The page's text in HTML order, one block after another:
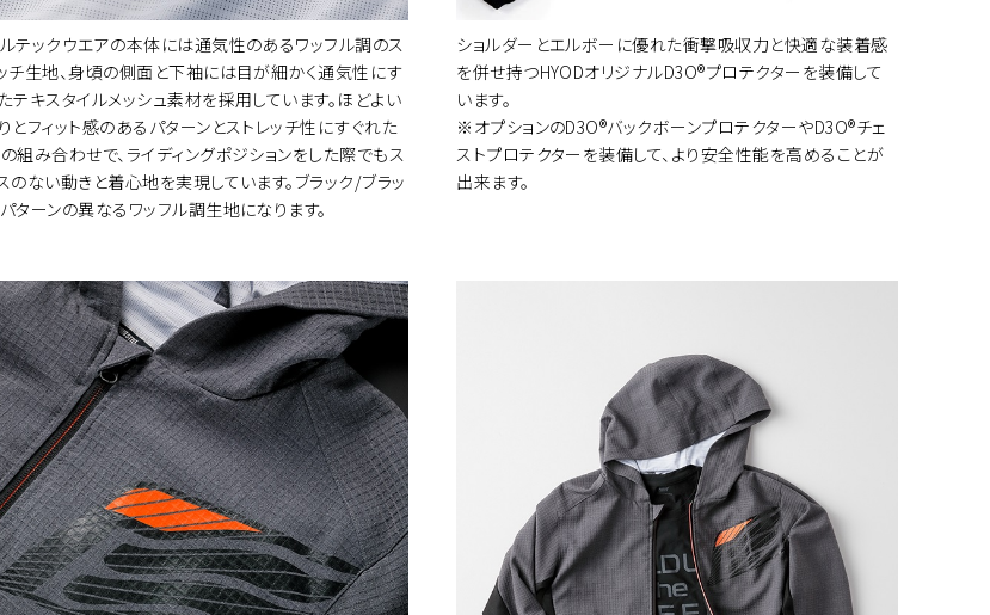
テックウエアの本体には通気性のあるワッフル調のス
チ生地、身頃の側面と下袖には目が細かく通気性にす
テキスタイルメッシュ素材を採用しています。ほどよい
とフィット感のあるパターンとストレッチ性にすぐれた
組み合わせで、ライディングポジションをした際でもス
のない動きと着心地を実現しています。ブラック/ブラッ
ターンの異なるワッフル調生地になります。
ショルダーとエルボーに優れた衝撃吸収力と快適な装着感
を併せ持つHYODオリジナルD3O®プロテクターを装備して
います。
※オプションのD3O®バックボーンプロテクターやD3O®チェ
ストプロテクターを装備して、より安全性能を高めることが
出来ます。
¥26,290(税込) L カートに入れる
¥26,290(税込) LL カートに入れる
BLACK ¥26,290(税込) M
¥26,290(税込) LL